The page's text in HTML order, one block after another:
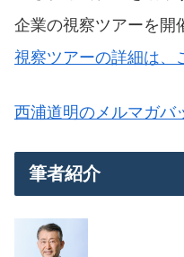
企業の視察ツアーを開
視察ツアーの詳細は、
西浦道明のメルマガバ
筆者紹介